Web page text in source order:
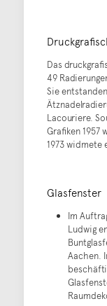
Das
49
Sie
Lacouriere.
Grafiken 1957
1973
Glasfenster
Im
Ludwig
Aachen.